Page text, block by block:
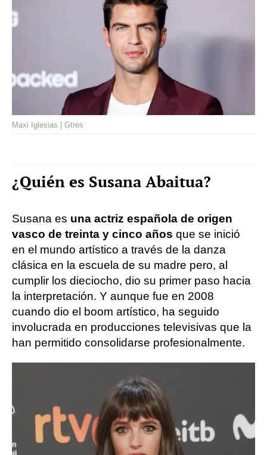
Maxi Iglesias | Gtres
¿Quién es Susana Abaitua?
Susana es una actriz española de origen
vasco de treinta y cinco años que se inició
en el mundo artístico a través de la danza
clásica en la escuela de su madre pero, al
cumplir los dieciocho, dio su primer paso hacia
la interpretación. Y aunque fue en 2008
cuando dio el boom artístico, ha seguido
involucrada en producciones televisivas que la
han permitido consolidarse profesionalmente.